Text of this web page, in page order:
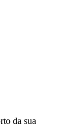
da sua